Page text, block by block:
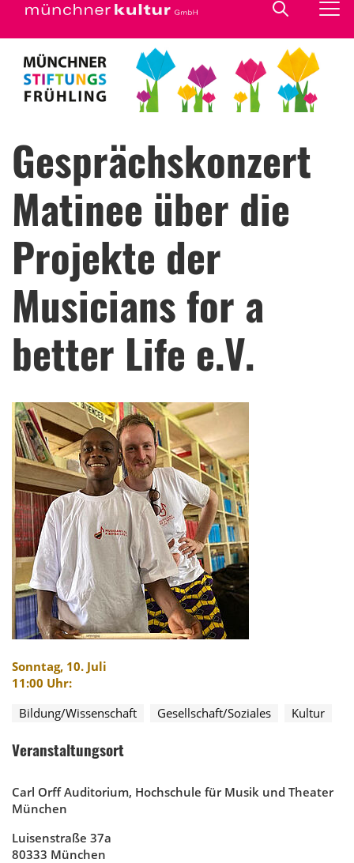
Gesprächskonzert
Matinee über die
Projekte der
Musicians for a
better Life e.V.
Sonntag, 10. Juli
11:00 Uhr:
Bildung/Wissenschaft
Gesellschaft/Soziales Kultur
Veranstaltungsort
Carl Orff Auditorium, Hochschule für Musik und Theater
München
Luisenstraße 37a
80333 München